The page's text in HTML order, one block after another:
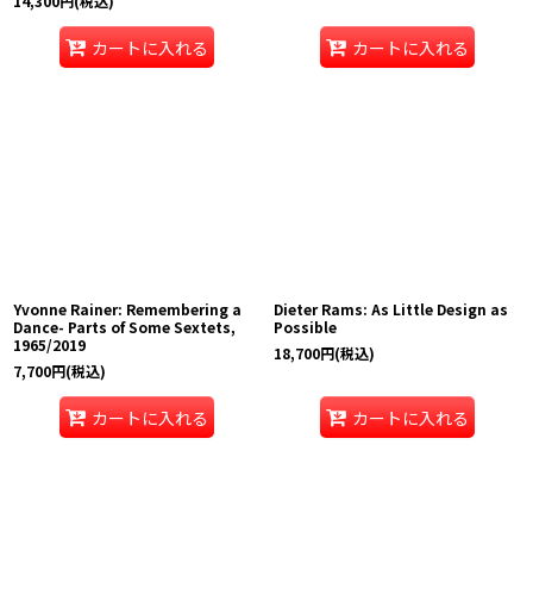
カートに入れる カートに入れる
Yvonne Rainer: Remembering a
Dance- Parts of Some Sextets,
1965/2019
7,700円(税込)
カートに入れる
Dieter Rams: As Little Design as
Possible
18,700円(税込)
カートに入れる